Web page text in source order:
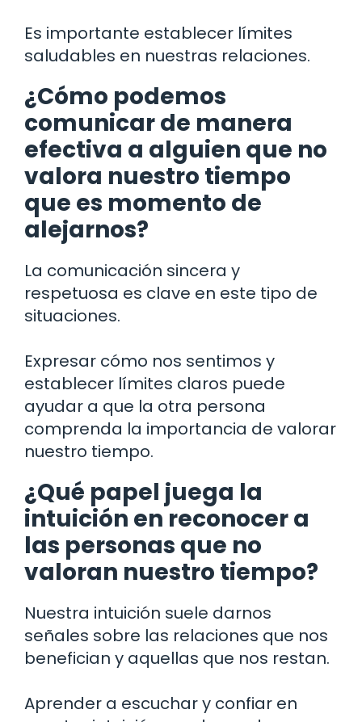
Es importante establecer límites
saludables en nuestras relaciones.
¿Cómo podemos
comunicar de manera
efectiva a alguien que no
valora nuestro tiempo
que es momento de
alejarnos?
La comunicación sincera y
respetuosa es clave en este tipo de
situaciones.
Expresar cómo nos sentimos y
establecer límites claros puede
ayudar a que la otra persona
comprenda la importancia de valorar
nuestro tiempo.
¿Qué papel juega la
intuición en reconocer a
las personas que no
valoran nuestro tiempo?
Nuestra intuición suele darnos
señales sobre las relaciones que nos
benefician y aquellas que nos restan.
Aprender a escuchar y confiar en